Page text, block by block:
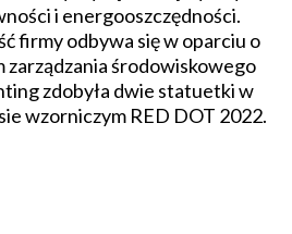
i energooszczędności.
firmy odbywa się w oparciu o
zarządzania środowiskowego
zdobyła dwie statuetki w
wzorniczym RED DOT 2022.